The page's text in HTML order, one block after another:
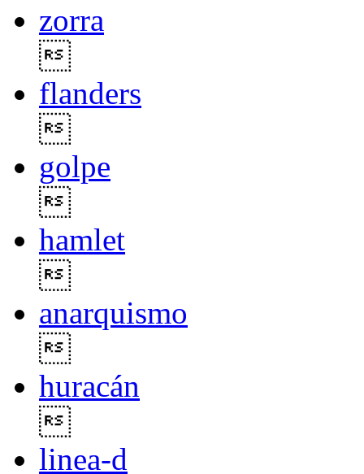
zorra
flanders
golpe
hamlet
anarquismo
huracán
linea-d